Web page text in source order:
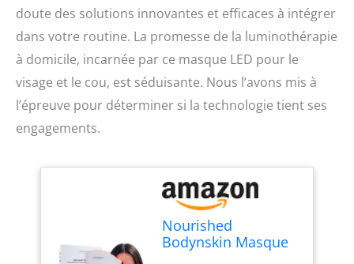
doute des solutions innovantes et efficaces à intégrer
dans votre routine. La promesse de la luminothérapie
à domicile, incarnée par ce masque LED pour le
visage et le cou, est séduisante. Nous l’avons mis à
l’épreuve pour déterminer si la technologie tient ses
engagements.
Nourished
Bodynskin Masque